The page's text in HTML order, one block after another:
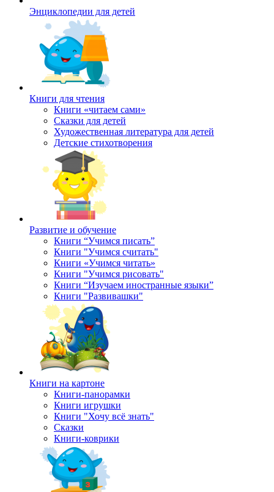
Энциклопедии для детей
Книги для чтения
Книги «читаем сами»
Сказки для детей
Художественная литература для детей
Детские стихотворения
Развитие и обучение
Книги “Учимся писать”
Книги "Учимся считать"
Книги «Учимся читать»
Книги "Учимся рисовать"
Книги “Изучаем иностранные языки”
Книги "Развивашки"
Книги на картоне
Книги-панорамки
Книги игрушки
Книги "Хочу всё знать"
Сказки
Книги-коврики